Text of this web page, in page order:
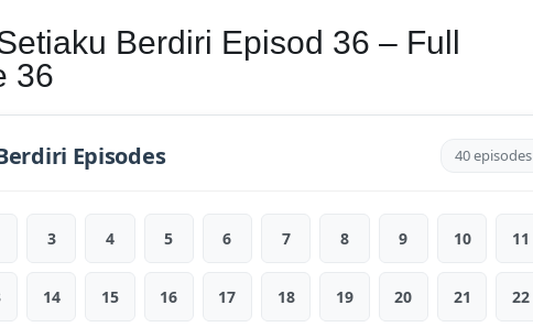
Berdiri Episod 36 – Full
36
Episodes 40 episodes
3 4 5 6 7 8 9 10 11
14 15 16 17 18 19 20 21 22